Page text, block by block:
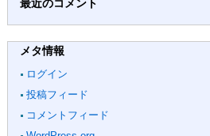
最近のコメント
メタ情報
ログイン
投稿フィード
コメントフィード